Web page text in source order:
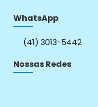
WhatsApp
(41) 3013-5442
Nossas Redes